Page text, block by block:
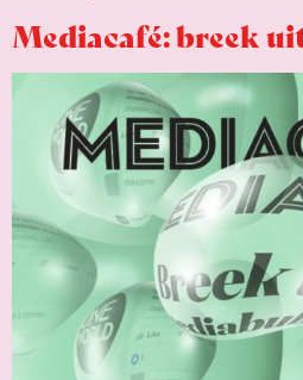
Mediacafé: breek